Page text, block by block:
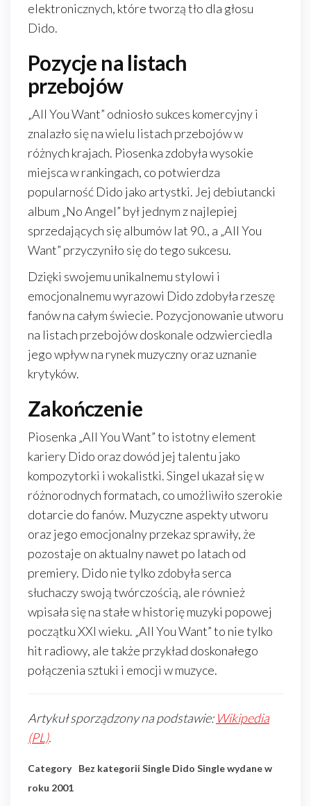
elektronicznych, które tworzą tło dla głosu
Dido.
Pozycje na listach
przebojów
„All You Want” odniosło sukces komercyjny i
znalazło się na wielu listach przebojów w
różnych krajach. Piosenka zdobyła wysokie
miejsca w rankingach, co potwierdza
popularność Dido jako artystki. Jej debiutancki
album „No Angel” był jednym z najlepiej
sprzedających się albumów lat 90., a „All You
Want” przyczyniło się do tego sukcesu.
Dzięki swojemu unikalnemu stylowi i
emocjonalnemu wyrazowi Dido zdobyła rzeszę
fanów na całym świecie. Pozycjonowanie utworu
na listach przebojów doskonale odzwierciedla
jego wpływ na rynek muzyczny oraz uznanie
krytyków.
Zakończenie
Piosenka „All You Want” to istotny element
kariery Dido oraz dowód jej talentu jako
kompozytorki i wokalistki. Singel ukazał się w
różnorodnych formatach, co umożliwiło szerokie
dotarcie do fanów. Muzyczne aspekty utworu
oraz jego emocjonalny przekaz sprawiły, że
pozostaje on aktualny nawet po latach od
premiery. Dido nie tylko zdobyła serca
słuchaczy swoją twórczością, ale również
wpisała się na stałe w historię muzyki popowej
początku XXI wieku. „All You Want” to nie tylko
hit radiowy, ale także przykład doskonałego
połączenia sztuki i emocji w muzyce.
Artykuł sporządzony na podstawie: Wikipedia
(PL).
Category Bez kategorii Single Dido Single wydane w
roku 2001